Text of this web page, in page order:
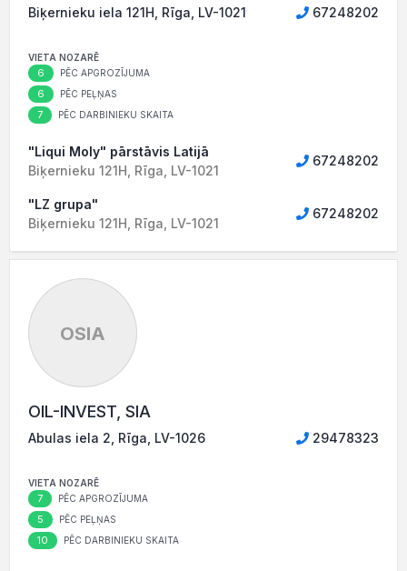
Biķernieku iela 121H, Rīga, LV-1021 67248202
VIETA NOZARĒ
6 PĒC APGROZĪJUMA
6 PĒC PEĻŅAS
7 PĒC DARBINIEKU SKAITA
"Liqui Moly" pārstāvis Latijā
Biķernieku 121H, Rīga, LV-1021
67248202
"LZ grupa"
Biķernieku 121H, Rīga, LV-1021
67248202
OSIA
OIL-INVEST, SIA
Abulas iela 2, Rīga, LV-1026 29478323
VIETA NOZARĒ
7 PĒC APGROZĪJUMA
5 PĒC PEĻŅAS
10 PĒC DARBINIEKU SKAITA